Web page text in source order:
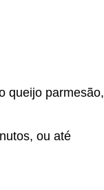
queijo parmesão,
ou até